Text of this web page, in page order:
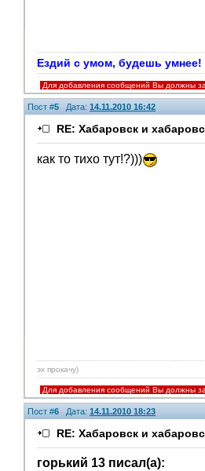
Ездий с умом, будешь умнее!
Для добавления сообщений Вы должны
Пост #5 Дата: 14.11.2010 16:42
RE: Хабаровск и
как то тихо тут!?)))
эх прокачу)
Для добавления сообщений Вы должны
Пост #6 Дата: 14.11.2010 18:23
RE: Хабаровск и
горький 13 писал(а):